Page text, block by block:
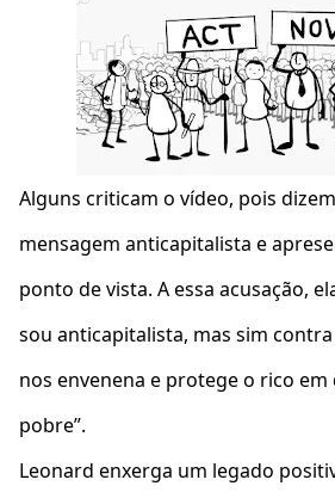
Alguns criticam o vídeo, pois
mensagem anticapitalista e
ponto de vista. A essa acusação,
sou anticapitalista, mas sim
nos envenena e protege o rico
pobre”.
Leonard enxerga um legado